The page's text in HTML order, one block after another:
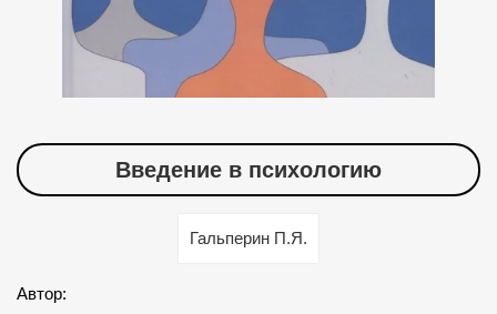
Введение в психологию
Гальперин П.Я.
Автор: